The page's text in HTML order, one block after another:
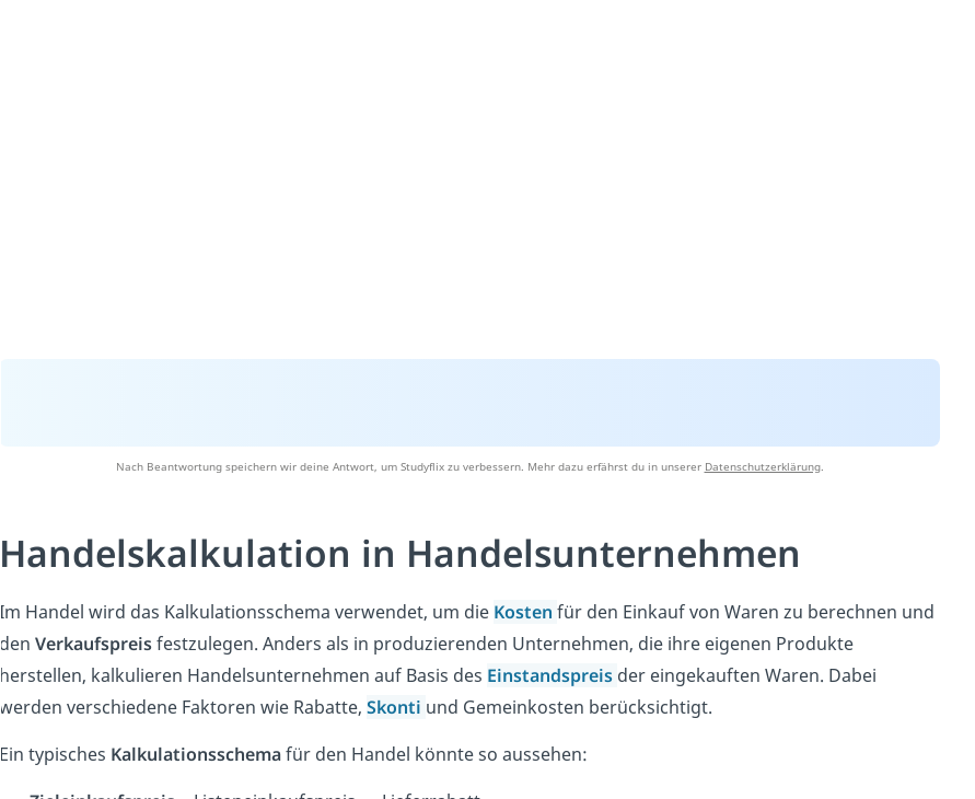
Nach Beantwortung speichern wir deine Antwort, um Studyflix zu verbessern. Mehr dazu erfährst du in unserer Datenschutzerklärung.
Handelskalkulation in Handelsunternehmen
Im Handel wird das Kalkulationsschema verwendet, um die Kosten für den Einkauf von Waren zu berechnen und
den Verkaufspreisfestzulegen. Anders als in produzierenden Unternehmen, die ihre eigenen Produkte
herstellen, kalkulieren Handelsunternehmen auf Basis des Einstandspreis der eingekauften Waren. Dabei
werden verschiedene Faktoren wie Rabatte, Skonti und Gemeinkosten berücksichtigt.
Ein typisches Kalkulationsschemafür den Handel könnte so aussehen: